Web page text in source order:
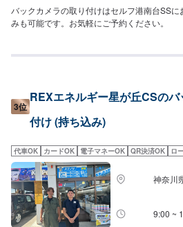
バックカメラの取り付けはセルフ港南台SS
みも可能です。お気軽にご予約ください。
3位
REXエネルギー星が丘CSのバ
付け (持ち込み)
代車OK カードOK 電子マネーOK QR決済OK ロ
神奈川
9:00 ~